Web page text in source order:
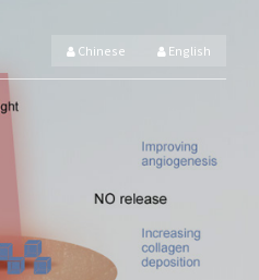
Chinese English